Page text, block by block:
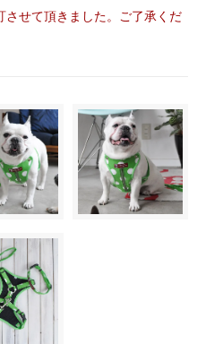
せて頂きました。ご了承くだ